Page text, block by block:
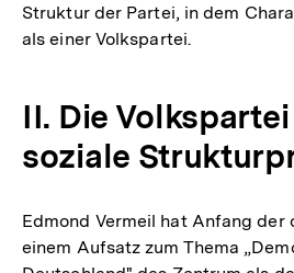
Struktur der Partei, in dem
als einer Volkspartei.
II. Die
soziale
Edmond Vermeil hat Anfang der
einem Aufsatz zum Thema